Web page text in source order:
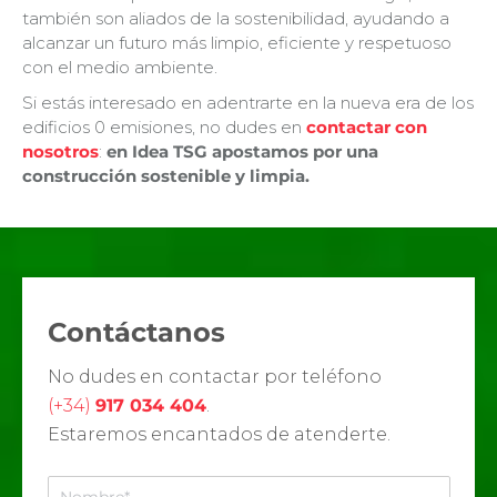
también son aliados de la sostenibilidad, ayudando a
alcanzar un futuro más limpio, eficiente y respetuoso
con el medio ambiente.
Si estás interesado en adentrarte en la nueva era de los
edificios 0 emisiones, no dudes en contactar con
nosotros: en Idea TSG apostamos por una
construcción sostenible y limpia.
Contáctanos
No dudes en contactar por teléfono
(+34) 917 034 404.
Estaremos encantados de atenderte.